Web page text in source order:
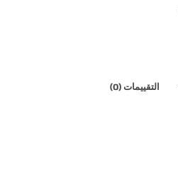
التقييمات (0)